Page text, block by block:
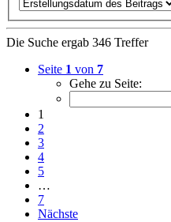
Die Suche ergab 346 Treffer
Seite 1 von 7
Gehe zu Seite:
1
2
3
4
5
…
7
Nächste